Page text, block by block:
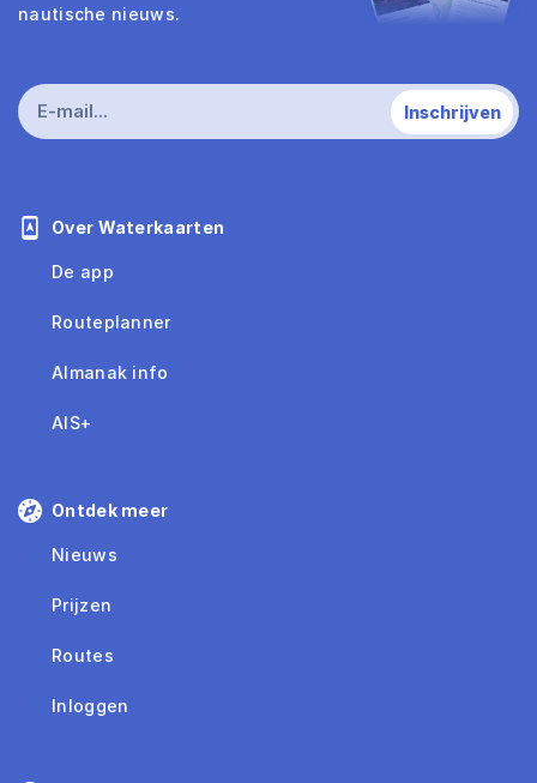
Over Waterkaarten
De app
Routeplanner
Almanak info
AIS+
Ontdek meer
Nieuws
Prijzen
Routes
Inloggen
nautische nieuws.